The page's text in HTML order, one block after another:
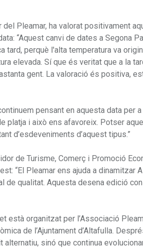
del Pleamar, ha valorat positivament
“Aquest canvi de dates a Segona
tard, perquè l'alta temperatura va
elevada. Sí que és veritat que a la
gent. La valoració és positiva,
pensant en aquesta data
platja i això ens afavoreix. Potser
d’esdeveniments d’aquest tipus.”
de Turisme, Comerç i Promoció
“El Pleamar ens ajuda a
de qualitat. Aquesta desena edició
està organitzat per l’Associació
de l’Ajuntament d’Altafulla.
sinó que continua